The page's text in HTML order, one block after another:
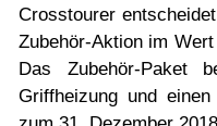
Inhaltsverzeichnis
Impressum
Datenschutz
Crosstourer
Zubehör-Aktion im
Das Zubehör-Paket
Griffheizung und